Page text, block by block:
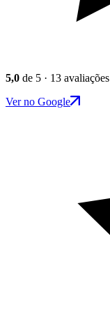
5,0 de 5 · 13 avaliações
Ver no Google